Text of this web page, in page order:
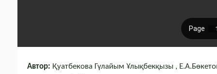
Автор: Қуатбекова Гүлайым Ұлықбекқызы ,